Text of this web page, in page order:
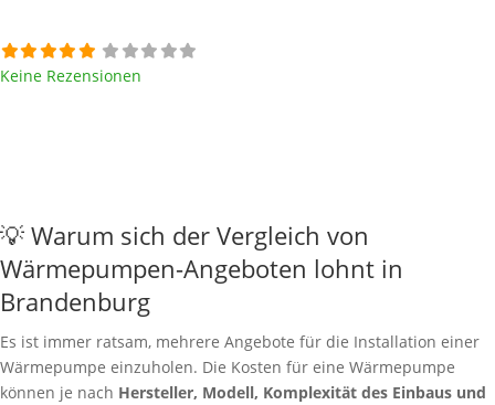
Keine Rezensionen
💡 Warum sich der Vergleich von
Wärmepumpen-Angeboten lohnt in
Brandenburg
Es ist immer ratsam, mehrere Angebote für die Installation einer
Wärmepumpe einzuholen. Die Kosten für eine Wärmepumpe
können je nach Hersteller, Modell, Komplexität des Einbaus und